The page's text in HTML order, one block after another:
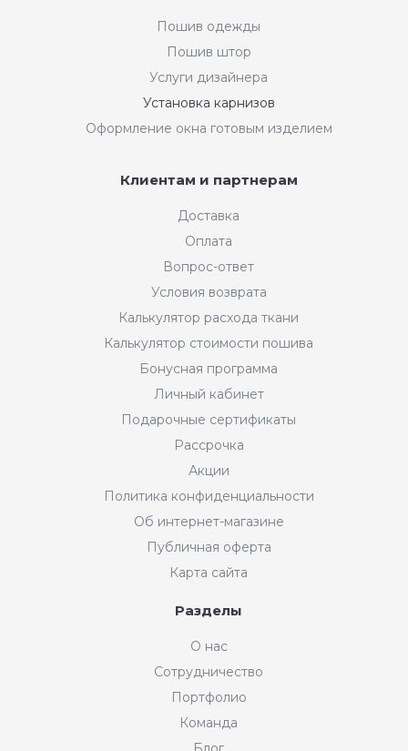
Пошив одежды
Пошив штор
Услуги дизайнера
Установка карнизов
Оформление окна готовым изделием
Клиентам и партнерам
Доставка
Оплата
Вопрос-ответ
Условия возврата
Калькулятор расхода ткани
Калькулятор стоимости пошива
Бонусная программа
Личный кабинет
Подарочные сертификаты
Рассрочка
Акции
Политика конфиденциальности
Об интернет-магазине
Публичная оферта
Карта сайта
Разделы
О нас
Сотрудничество
Портфолио
Команда